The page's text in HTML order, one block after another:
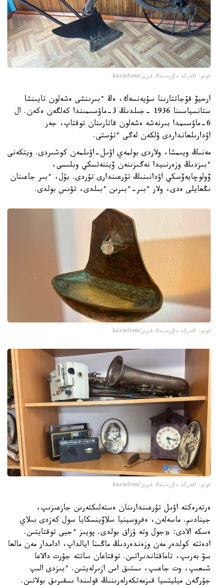
فوتو: اقەركە داۋرەنبەك قىزى/kazinform
ارحيۆ قۇجاتتارىنا سۇيەنسەك، ەڭ ءبىرىنشى ەشەلون تايىنشا
ستانسياسىنا 1936 -جىلدىڭ 3-ماۋسىمىندا كەلگەن ەكەن. ال
6-ماۋسىمدا بىرنەشە ەشەلون قاتارىنان توقتاپ، جەر
اۋدارىلعانداردى ۇلكەن لەگى ءتۇستى.
مەنىڭ ويىمشا، ولاردى بولمەي اۋىل-اۋىلمەن كوشىردى. ويتكەنى
ءبىزدىڭ وزەرنىيدا نەگىزىنەن ۆيننەتسكي وبلىسى،
ۆولوچايەۆسكي اۋدانىنىڭ تۇرعىندارى تۇردى. بۇل، ءبىر جاعىنان
ىڭعايلى ەدى، ولار ءبىر-ءبىرىن ءبىلدى، تۋىس بولدى.
فوتو: اقەركە داۋرەنبەك قىزى/kazinform
فوتو: اقەركە داۋرەنبەك قىزى/kazinform
ەرتەرەكتە اۋىل تۇرعىندارىنان ەستەلىكتەرىن جازعىزىپ،
جينادىم. ماسەلەن، ەفروسينيا سلاۆينسكايا سول كەزدى بىلاي
ەسكە الادى: «جول وتە ۇزاق بولدى. پويىز ءجيى توقتايتىن.
ادەتتە كولدەر مەن وزەندەردىڭ ماڭىنا ايالداپ، ادامدار مەن مالعا
سۋ بەرىپ، تاماقتاندىراتىن. توقتاعان ساتتە جۇرت دالاعا
شىعىپ، وت جاعىپ، ىستىق اس ازىرلەيتىن. ءبىزدى الىپ
جۇرگەن ميليتسيا قىزمەتكەرلەرىنىڭ قولىندا ىسقىرىق بولاتىن.